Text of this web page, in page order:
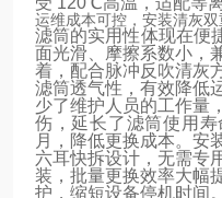
运维成本可控，安装清灰双
滤筒的实用性体现在便
面光滑、摩擦系数小，
着，配合脉冲反吹清灰
滤筒透气性，有效降低
少了维护人员的工作量
伤，延长了滤筒使用
月，降低更换成本。安
六耳快拆设计，无需专
装，批量更换效率大幅
护，缩短设备停机时间